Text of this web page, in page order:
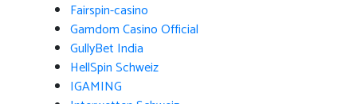
Fairspin-casino
Gamdom Casino Official
GullyBet India
HellSpin Schweiz
IGAMING